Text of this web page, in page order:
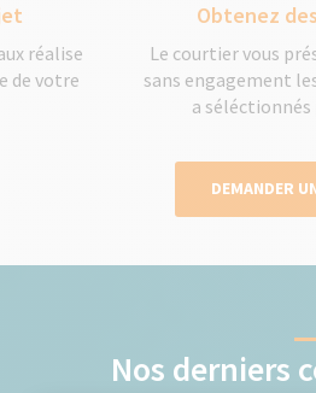
réalise
de votre
Obtenez
Le courtier vous
sans engagement
a
DEMANDER
Nos derniers